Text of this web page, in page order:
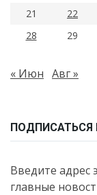
21
22
28
29
« Июн Авг »
ПОДПИСАТЬСЯ
Введите адрес
главные